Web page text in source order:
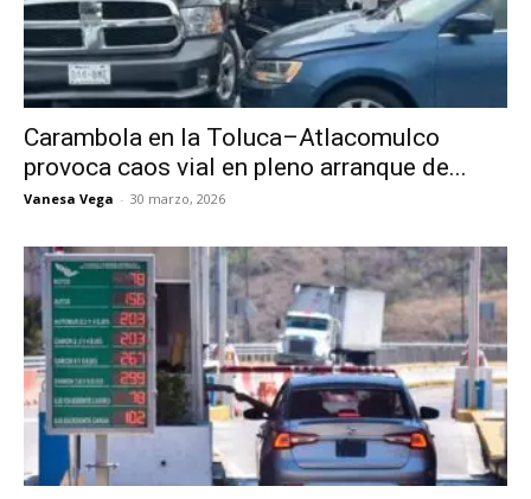
Carambola en la Toluca–Atlacomulco
provoca caos vial en pleno arranque de...
Vanesa Vega - 30 marzo, 2026